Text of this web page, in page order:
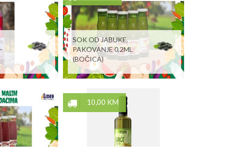
SOK OD JABUKE,
PAKOVANJE 0,2ML
(BOČICA)
10,00 KM